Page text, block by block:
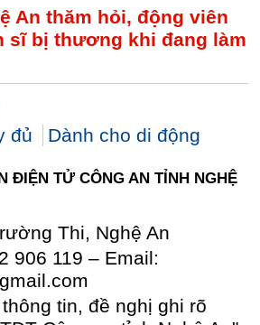
An thăm hỏi, động viên
sĩ bị thương khi đang làm
đủ Dành cho di động
ĐIỆN TỬ CÔNG AN TỈNH NGHỆ
Thi, Nghệ An
906 119 – Email:
tin, đề nghị ghi rõ